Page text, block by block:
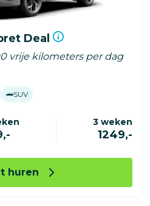
Deal
vrije kilometers per dag
SUV
3 weken
1249,-
huren